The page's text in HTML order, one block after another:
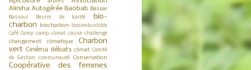
Aliniha Autogérée Baobab Bassar
Bassoul Beurre de karité
bio-
charbon
biocharbon biocombustible
Café Camp camp climat cause challenge
changement climatique
Charbon
vert Cinéma débats climat Comité
de Gestion
communauté Conservation
Coopérative des femmes